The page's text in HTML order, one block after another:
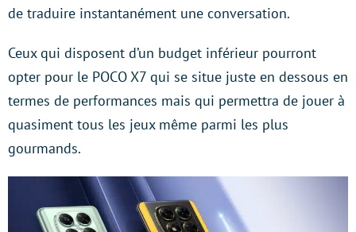
de traduire instantanément une conversation.
Ceux qui disposent d’un budget inférieur pourront
opter pour le POCO X7 qui se situe juste en dessous en
termes de performances mais qui permettra de jouer à
quasiment tous les jeux même parmi les plus
gourmands.